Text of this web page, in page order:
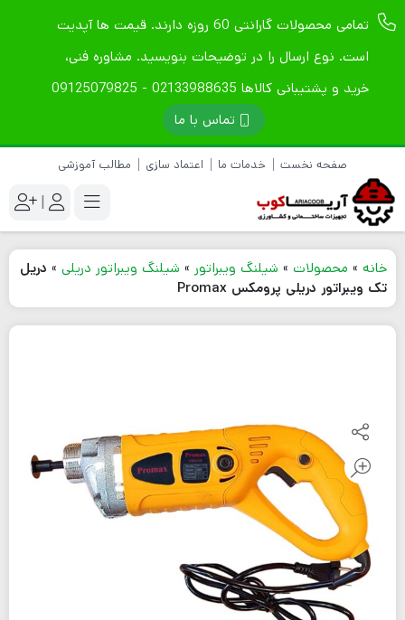
تمامی محصولات گارانتی 60 روزه دارند. قیمت ها آپدیت
است. نوع ارسال را در توضیحات بنویسید. مشاوره فنی،
خرید و پشتیبانی کالاها 02133988635 - 09125079825
تماس با ما
صفحه نخست خدمات ما اعتماد سازی مطالب آموزشی
|
خانه » محصولات » شیلنگ ویبراتور » شیلنگ ویبراتور دریلی » دریل
تک ویبراتور دریلی پرومکس Promax